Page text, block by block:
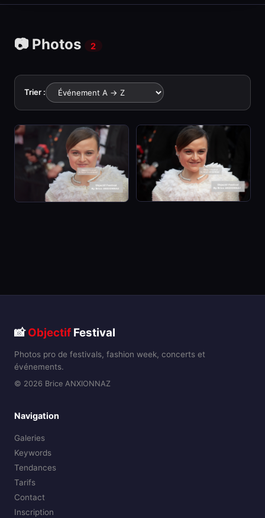
📷 Photos 2
Trier :
📸Objectif Festival
Photos pro de festivals, fashion week, concerts et
événements.
© 2026 Brice ANXIONNAZ
Navigation
Galeries
Keywords
Tendances
Tarifs
Contact
Inscription